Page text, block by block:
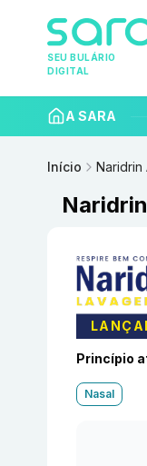
SEU BULÁRIO
DIGITAL
A SARA
Início
Princípio
Nasal